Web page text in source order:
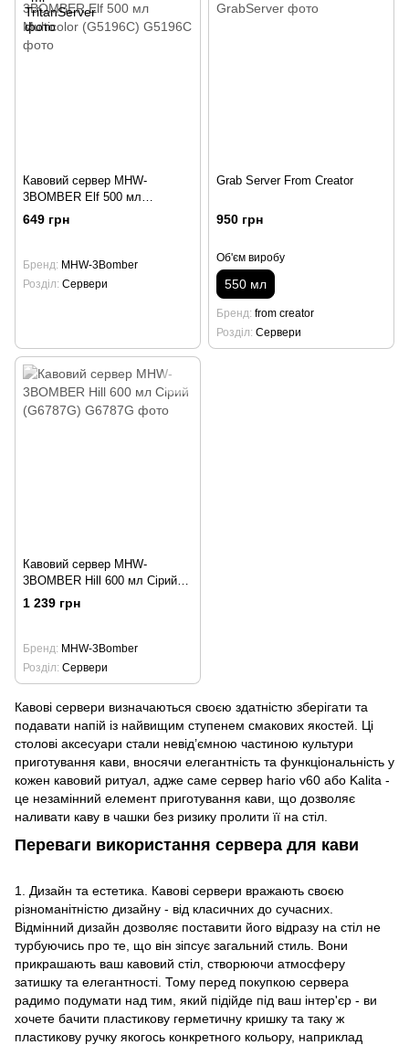
Кавовий сервер MHW-
3BOMBER Elf 500 мл
Multicolor (G5196C)
649 грн
Бренд MHW-3Bomber
Розділ Сервери
Grab Server From Creator
950 грн
Об'єм виробу
550 мл
Бренд from creator
Розділ Сервери
Кавовий сервер MHW-
3BOMBER Hill 600 мл Сірий
(G6787G)
1 239 грн
Бренд MHW-3Bomber
Розділ Сервери
Кавові сервери визначаються своєю здатністю зберігати та
подавати напій із найвищим ступенем смакових якостей. Ці
столові аксесуари стали невід’ємною частиною культури
приготування кави, вносячи елегантність та функціональність у
кожен кавовий ритуал, адже саме сервер hario v60 або Kalita -
це незамінний елемент приготування кави, що дозволяє
наливати каву в чашки без ризику пролити її на стіл.
Переваги використання сервера для кави
1. Дизайн та естетика. Кавові сервери вражають своєю
різноманітністю дизайну - від класичних до сучасних.
Відмінний дизайн дозволяє поставити його відразу на стіл не
турбуючись про те, що він зіпсує загальний стиль. Вони
прикрашають ваш кавовий стіл, створюючи атмосферу
затишку та елегантності. Тому перед покупкою сервера
радимо подумати над тим, який підійде під ваш інтер'єр - ви
хочете бачити пластикову герметичну кришку та таку ж
пластикову ручку якогось конкретного кольору, наприклад